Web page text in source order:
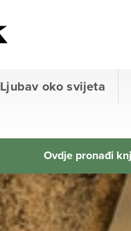
Ljubav oko svijeta
Ovdje pronađi